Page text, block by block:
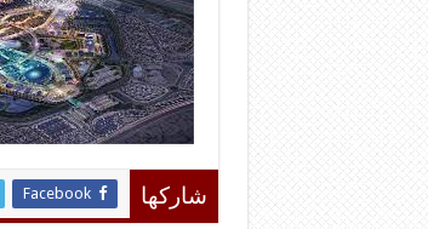
شاركها Facebook